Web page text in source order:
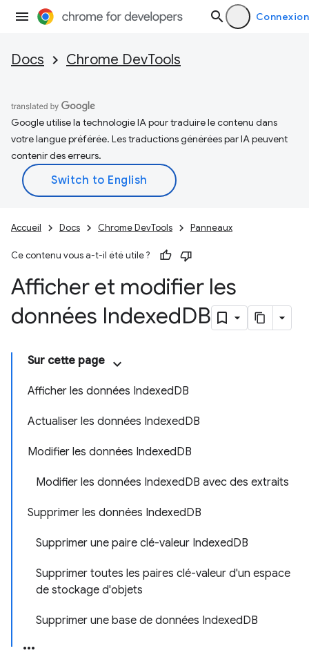
Connexion
Docs Chrome DevTools
Google utilise la technologie IA pour traduire le contenu dans
votre langue préférée. Les traductions générées par IA peuvent
contenir des erreurs.
Accueil Docs Chrome DevTools Panneaux
Ce contenu vous a-t-il été utile ?
Afficher et modifier les
données IndexedDB
Sur cette page
Afficher les données IndexedDB
Actualiser les données IndexedDB
Modifier les données IndexedDB
Modifier les données IndexedDB avec des extraits
Supprimer les données IndexedDB
Supprimer une paire clé-valeur IndexedDB
Supprimer toutes les paires clé-valeur d'un espace
de stockage d'objets
Supprimer une base de données IndexedDB